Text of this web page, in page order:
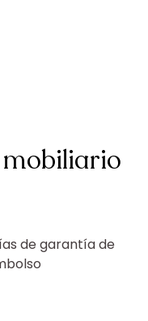
mobiliario
de garantía de